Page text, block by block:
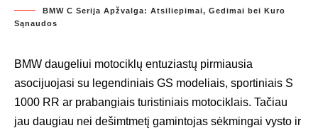
BMW C Serija Apžvalga: Atsiliepimai, Gedimai bei Kuro
Sąnaudos
BMW daugeliui motociklų entuziastų pirmiausia
asocijuojasi su legendiniais GS modeliais, sportiniais S
1000 RR ar prabangiais turistiniais motociklais. Tačiau
jau daugiau nei dešimtmetį gamintojas sėkmingai vysto ir